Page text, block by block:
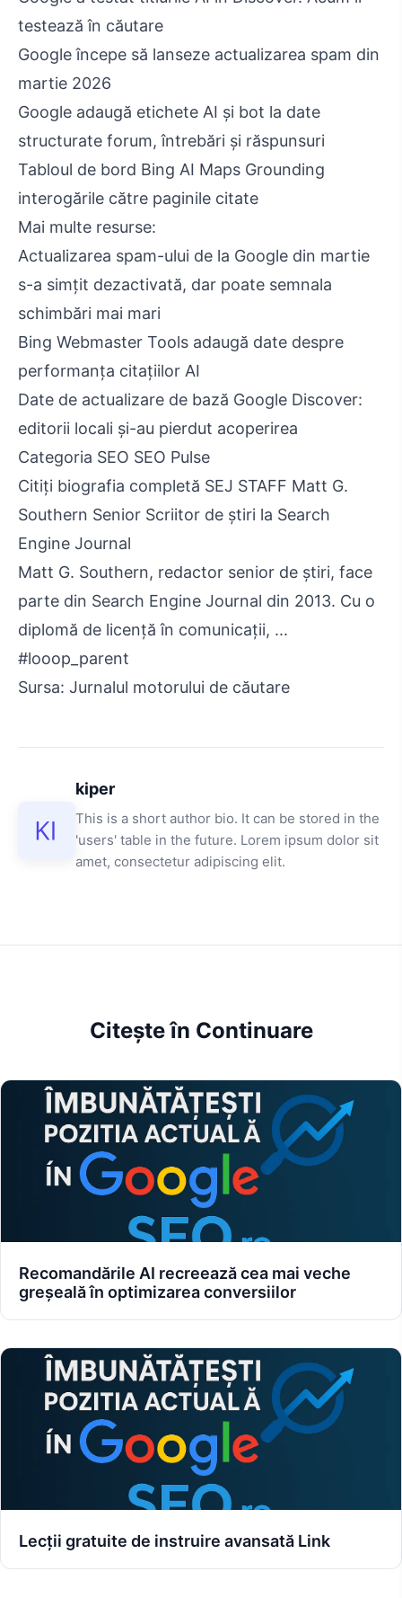
testează în căutare
Google începe să lanseze actualizarea spam din
martie 2026
Google adaugă etichete AI și bot la date
structurate forum, întrebări și răspunsuri
Tabloul de bord Bing AI Maps Grounding
interogările către paginile citate
Mai multe resurse:
Actualizarea spam-ului de la Google din martie
s-a simțit dezactivată, dar poate semnala
schimbări mai mari
Bing Webmaster Tools adaugă date despre
performanța citațiilor AI
Date de actualizare de bază Google Discover:
editorii locali și-au pierdut acoperirea
Categoria SEO SEO Pulse
Citiți biografia completă SEJ STAFF Matt G.
Southern Senior Scriitor de știri la Search
Engine Journal
Matt G. Southern, redactor senior de știri, face
parte din Search Engine Journal din 2013. Cu o
diplomă de licență în comunicații, ...
#looop_parent
Sursa: Jurnalul motorului de căutare
kiper
This is a short author bio. It can be stored in the
'users' table in the future. Lorem ipsum dolor sit
amet, consectetur adipiscing elit.
Citește în Continuare
Recomandările AI recreează cea mai veche
greșeală în optimizarea conversiilor
Lecții gratuite de instruire avansată Link